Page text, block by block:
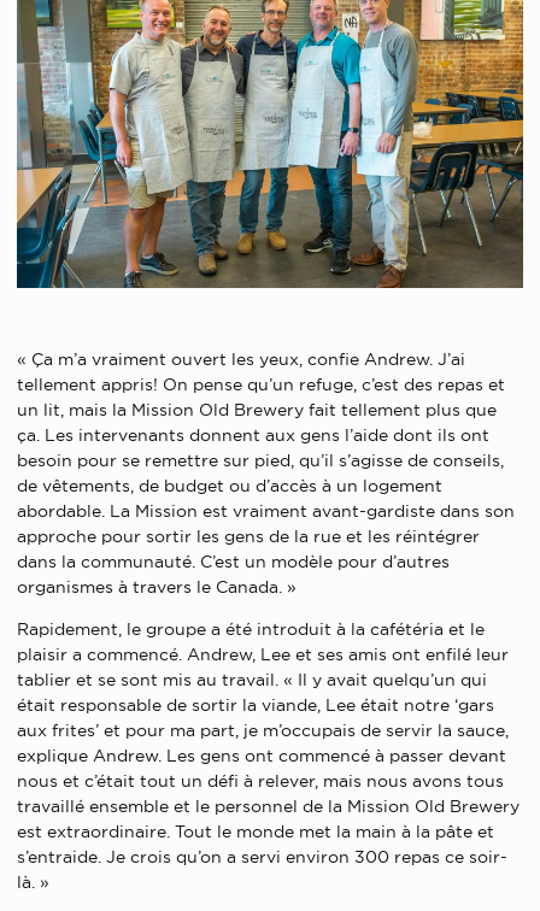
« Ça m’a vraiment ouvert les yeux, confie Andrew. J’ai
tellement appris! On pense qu’un refuge, c’est des repas et
un lit, mais la Mission Old Brewery fait tellement plus que
ça. Les intervenants donnent aux gens l’aide dont ils ont
besoin pour se remettre sur pied, qu’il s’agisse de conseils,
de vêtements, de budget ou d’accès à un logement
abordable. La Mission est vraiment avant-gardiste dans son
approche pour sortir les gens de la rue et les réintégrer
dans la communauté. C’est un modèle pour d’autres
organismes à travers le Canada. »
Rapidement, le groupe a été introduit à la cafétéria et le
plaisir a commencé. Andrew, Lee et ses amis ont enfilé leur
tablier et se sont mis au travail. « Il y avait quelqu’un qui
était responsable de sortir la viande, Lee était notre ‘gars
aux frites’ et pour ma part, je m’occupais de servir la sauce,
explique Andrew. Les gens ont commencé à passer devant
nous et c’était tout un défi à relever, mais nous avons tous
travaillé ensemble et le personnel de la Mission Old Brewery
est extraordinaire. Tout le monde met la main à la pâte et
s’entraide. Je crois qu’on a servi environ 300 repas ce soir-
là. »